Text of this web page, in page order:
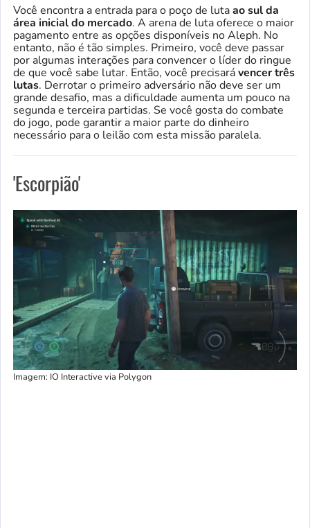
Você encontra a entrada para o poço de lutaao sul da
área inicial do mercado. A arena de luta oferece o maior
pagamento entre as opções disponíveis no Aleph. No
entanto, não é tão simples. Primeiro, você deve passar
por algumas interações para convencer o líder do ringue
de que você sabe lutar. Então, você precisarávencer três
lutas. Derrotar o primeiro adversário não deve ser um
grande desafio, mas a dificuldade aumenta um pouco na
segunda e terceira partidas. Se você gosta do combate
do jogo, pode garantir a maior parte do dinheiro
necessário para o leilão com esta missão paralela.
'Escorpião'
Imagem: IO Interactive via Polygon